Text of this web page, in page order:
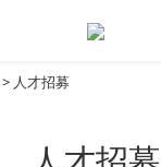
> 人才招募